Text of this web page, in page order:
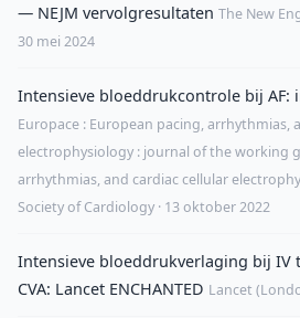
— NEJM vervolgresultaten The New
30 mei 2024
Intensieve bloeddrukcontrole bij AF:
Europace : European pacing, arrhythmias,
electrophysiology : journal of the working
arrhythmias, and cardiac cellular
Society of Cardiology · 13 oktober 2022
Intensieve bloeddrukverlaging bij IV
CVA: Lancet ENCHANTED Lancet